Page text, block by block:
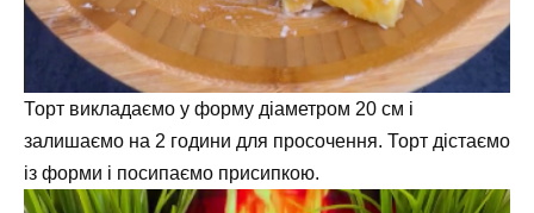
Торт викладаємо у форму діаметром 20 см і
залишаємо на 2 години для просочення. Торт дістаємо
із форми і посипаємо присипкою.